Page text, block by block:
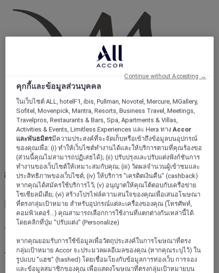
อินโดนีเซีย
เพลิดเพลินไปกับการผจญภัยไป
กับทัวร์ปั่นจักรยานชิมอาหารใน
กรุงจาการ์ตา
คุกกี้และข้อมูลส่วนบุคคล
ในเว็บไซต์ ALL, hotelF1, ibis, Pullman, Novotel, Mercure, MGallery,
Sofitel, Movenpick, Mantra, Resorts, Business Travel, Meetings,
Travelpros, Restaurants & Bars, Spa, Apartments & Villas,
Activities & Events, Limitless Experiences และ Hera ทางAccor
และพันธมิตรมีความประสงค์ที่จะจัดเก็บหรือเข้าถึงข้อมูลบนอุปกรณ์
ของคุณเพื่อ: (i) ทำให้เว็บไซต์ทำงานได้และให้บริการตามที่คุณร้องขอ
(ส่วนนี้คุณไม่สามารถปฏิเสธได้); (ii) ปรับปรุงและปรับแต่งฟังก์ชันการ
ทำงานของเว็บไซต์ให้เหมาะสมกับคุณ; (iii) วัดผลจำนวนผู้เข้าชมและ
ประสิทธิภาพของเว็บไซต์; (iv) ให้บริการ "เครดิตเงินคืน" (cashback)
หากคุณได้สมัครใช้บริการไว้; (v) อนุญาตให้คุณโต้ตอบกับเครือข่าย
โซเชียลมีเดีย; (vi) สร้างโปรไฟล์ความสนใจของคุณเพื่อเสนอโฆษณา
ที่ตรงกลุ่มเป้าหมาย สำหรับอุปกรณ์แต่ละเครื่องของคุณ (โทรศัพท์,
คอมพิวเตอร์...) คุณสามารถเลือกการใช้งานที่แตกต่างกันเหล่านี้ได้
โดยคลิกที่ปุ่ม "ปรับแต่ง" (Personalize)
หากคุณยอมรับการใช้ข้อมูลเพื่อวัตถุประสงค์ในการโฆษณาที่ตรง
กลุ่มเป้าหมาย Accor จะประมวลผลอีเมลของคุณ (หากคุณระบุไว้) ใน
รูปแบบ "แฮช" (hashed) โดยเชื่อมโยงกับข้อมูลการท่องเว็บ การจอง
และข้อมูลสมาชิกของคุณ เพื่อแสดงโฆษณาที่ตรงกลุ่มเป้าหมายบน
Continue without Accepting →